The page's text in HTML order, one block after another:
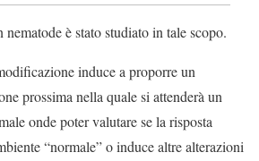
nematode è stato studiato in tale scopo.
induce a proporre un
prossima nella quale si attenderà un
onde poter valutare se la risposta
“normale” o induce altre alterazioni